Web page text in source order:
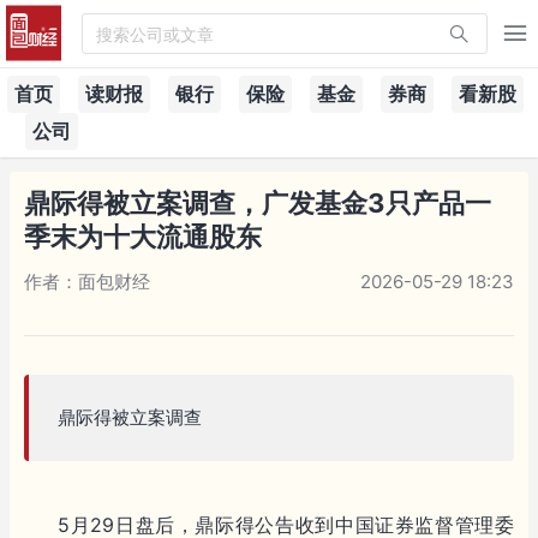
搜索公司或文章
首页 读财报 银行 保险 基金 券商
看新股
公司
鼎际得被立案调查，广发基金3只产品一
季末为十大流通股东
作者：面包财经 2026-05-29 18:23
鼎际得被立案调查
5月29日盘后，鼎际得公告收到中国证券监督管理委